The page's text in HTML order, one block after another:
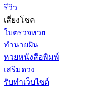
รีวิว
เสี่ยงโชค
ใบตรวจหวย
ทำนายฝัน
หวยหนังสือพิมพ์
เสริมดวง
รับทำเว็บไซต์